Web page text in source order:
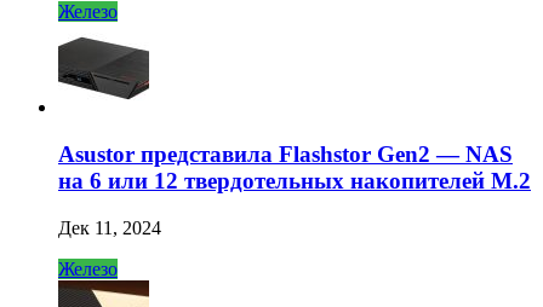
Железо
Asustor представила Flashstor Gen2 — NAS
на 6 или 12 твердотельных накопителей M.2
Дек 11, 2024
Железо